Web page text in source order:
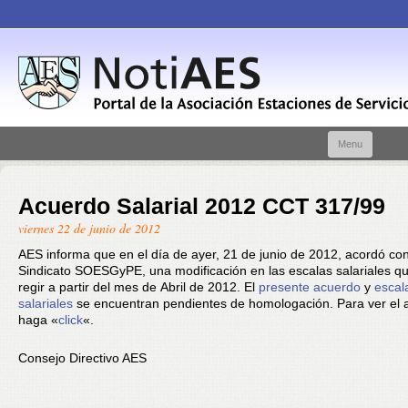
Menu
Acuerdo Salarial 2012 CCT 317/99
viernes 22 de junio de 2012
AES informa que en el día de ayer, 21 de junio de 2012, acordó
Sindicato SOESGyPE, una modificación en las escalas salariales
regir a partir del mes de Abril de 2012. El presente acuerdo y
salariales se encuentran pendientes de homologación. Para ver el
haga «click«.
Consejo Directivo AES